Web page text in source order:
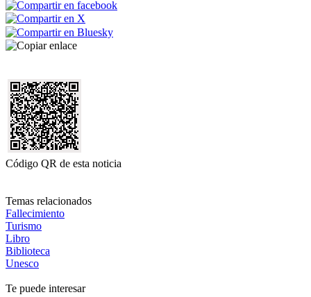
Código QR de esta noticia
Temas relacionados
Fallecimiento
Turismo
Libro
Biblioteca
Unesco
Te puede interesar